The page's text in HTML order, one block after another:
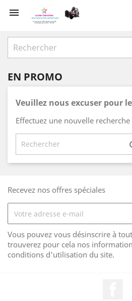

EN PROMO
Veuillez nous excuser pour
Effectuez une nouvelle recherche
Recevez nos offres spéciales
Vous pouvez vous désinscrire à
trouverez pour cela nos
conditions d'utilisation du site.